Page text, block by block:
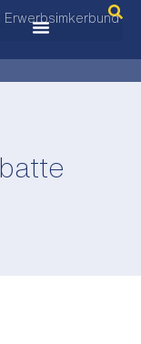
Erwerbsimkerbund